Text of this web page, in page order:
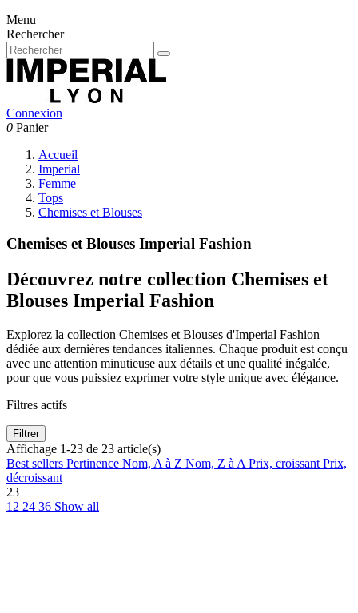
Menu
Rechercher
Connexion
0 Panier
Accueil
Imperial
Femme
Tops
Chemises et Blouses
Chemises et Blouses Imperial Fashion
Découvrez notre collection Chemises et
Blouses Imperial Fashion
Explorez la collection Chemises et Blouses d'Imperial Fashion
dédiée aux dernières tendances italiennes. Chaque produit est conçu
avec une attention minutieuse aux détails et une qualité inégalée,
pour que vous puissiez exprimer votre style unique avec élégance.
Filtres actifs
Filtrer
Affichage 1-23 de 23 article(s)
Best sellers Pertinence Nom, A à Z Nom, Z à A Prix, croissant Prix,
décroissant
23
12 24 36 Show all